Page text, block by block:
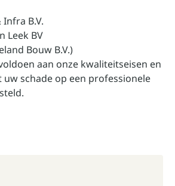
B.V.
Leek BV
Bouw B.V.)
aan onze kwaliteitseisen en
schade op een professionele